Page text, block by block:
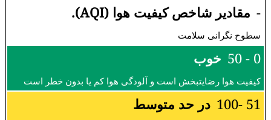
- مقادیر شاخص کیفیت هوا (AQI).
سطوح نگرانی سلامت
0 - 50 خوب
کیفیت هوا رضایتبخش است و آلودگی هوا کم یا بدون خطر است
51 -100 در حد متوسط